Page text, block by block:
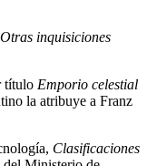
Otras inquisiciones
título Emporio celestial
la atribuye a Franz
Clasificaciones